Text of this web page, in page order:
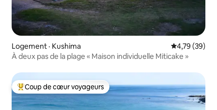
Logement · Kushima Note
4,79 (39)
À deux pas de la plage « Maison individuelle Miticake »
Coup de cœur voyageurs parmi les plus aimés
Coup de cœur voyageurs